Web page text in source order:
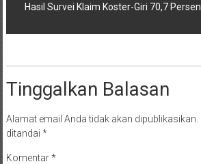
Hasil Survei Klaim Koster-Giri 70,7
Tinggalkan Balasan
Alamat email Anda tidak akan dipublikasikan.
ditandai *
Komentar*